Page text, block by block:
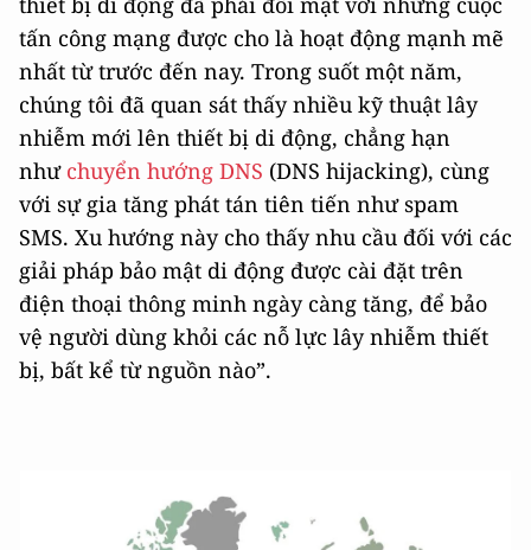
tấn công mạng được cho là hoạt động mạnh mẽ
nhất từ trước đến nay. Trong suốt một năm,
chúng tôi đã quan sát thấy nhiều kỹ thuật lây
nhiễm mới lên thiết bị di động, chẳng hạn
như chuyển hướng DNS (DNS hijacking), cùng
với sự gia tăng phát tán tiên tiến như spam
SMS. Xu hướng này cho thấy nhu cầu đối với các
giải pháp bảo mật di động được cài đặt trên
điện thoại thông minh ngày càng tăng, để bảo
vệ người dùng khỏi các nỗ lực lây nhiễm thiết
bị, bất kể từ nguồn nào”.